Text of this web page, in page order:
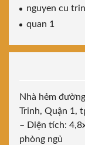
nguyen cu
quan 1
Nhà hẻm
Trinh, Quận 1,
– Diện tích:
phòng ngủ